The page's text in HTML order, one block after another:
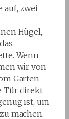
auf, zwei
Hügel,
Wenn
wir von
Garten
Tür direkt
ist, um
machen.